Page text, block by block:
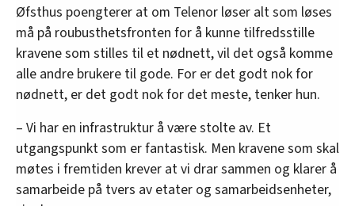
Øfsthus poengterer at om Telenor løser alt som løses
må på roubusthetsfronten for å kunne tilfredsstille
kravene som stilles til et nødnett, vil det også komme
alle andre brukere til gode. For er det godt nok for
nødnett, er det godt nok for det meste, tenker hun.
– Vi har en infrastruktur å være stolte av. Et
utgangspunkt som er fantastisk. Men kravene som skal
møtes i fremtiden krever at vi drar sammen og klarer å
samarbeide på tvers av etater og samarbeidsenheter,